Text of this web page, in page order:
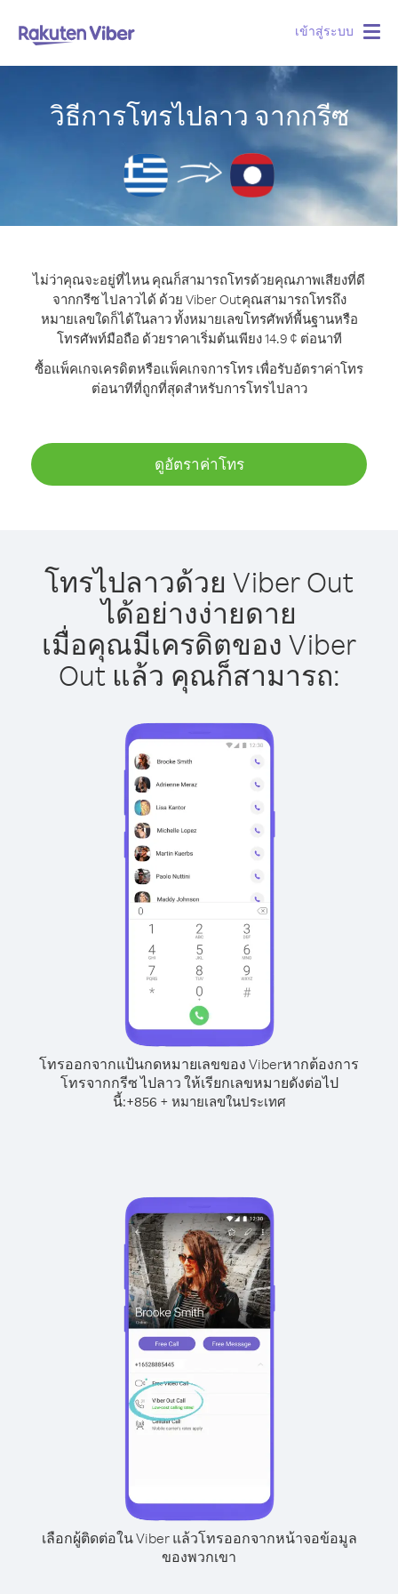
เข้าสู่ระบบ
วิธีการโทรไปลาว จากกรีซ
ไม่ว่าคุณจะอยู่ที่ไหน คุณก็สามารถโทรด้วยคุณภาพเสียงที่ดี
จากกรีซ ไปลาวได้ ด้วย Viber Outคุณสามารถโทรถึง
หมายเลขใดก็ได้ในลาว ทั้งหมายเลขโทรศัพท์พื้นฐานหรือ
โทรศัพท์มือถือ ด้วยราคาเริ่มต้นเพียง 14.9 ¢ ต่อนาที
ซื้อแพ็คเกจเครดิตหรือแพ็คเกจการโทร เพื่อรับอัตราค่าโทร
ต่อนาทีที่ถูกที่สุดสำหรับการโทรไปลาว
ดูอัตราค่าโทร
โทรไปลาวด้วย Viber Out
ได้อย่างง่ายดาย
เมื่อคุณมีเครดิตของ Viber
Out แล้ว คุณก็สามารถ:
โทรออกจากแป้นกดหมายเลขของ Viberหากต้องการ
โทรจากกรีซ ไปลาว ให้เรียกเลขหมายดังต่อไป
นี้:+856 + หมายเลขในประเทศ
เลือกผู้ติดต่อใน Viber แล้วโทรออกจากหน้าจอข้อมูล
ของพวกเขา